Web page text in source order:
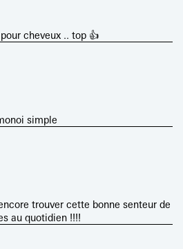
cheveux .. top 👍
simple
trouver cette bonne senteur de
au quotidien !!!!